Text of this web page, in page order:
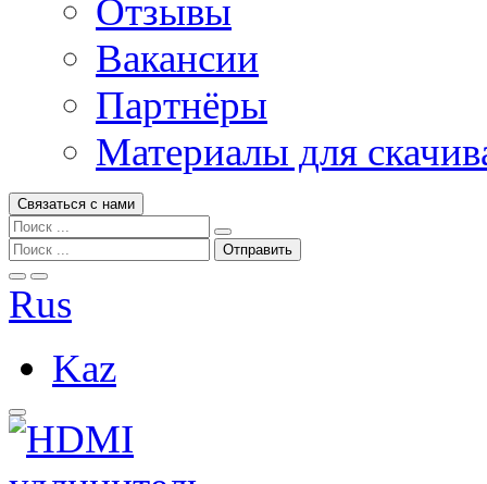
Отзывы
Вакансии
Партнёры
Материалы для
Связаться с нами
Rus
Kaz